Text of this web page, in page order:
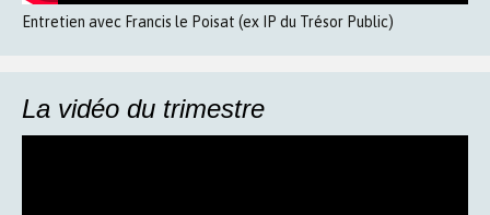
Entretien avec Francis le Poisat (ex IP du Trésor Public)
La vidéo du trimestre